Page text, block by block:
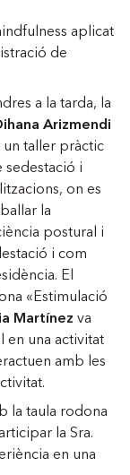
aplicat
de
a la tarda, la
Arizmendi
un taller pràctic
sedestació i
on es
la
postural i
i com
El
«Estimulació
Martínez va
en una activitat
amb les
la taula rodona
la Sra.
en una